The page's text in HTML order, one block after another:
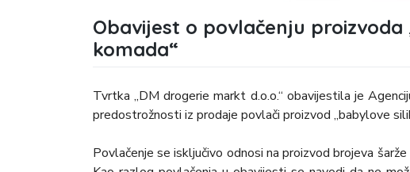
Obavijest o povlačenju proizvoda
komada“
Tvrtka „DM drogerie markt d.o.o.“ obavijestila je
predostrožnosti iz prodaje povlači proizvod „babylove
Povlačenje se isključivo odnosi na proizvod brojeva